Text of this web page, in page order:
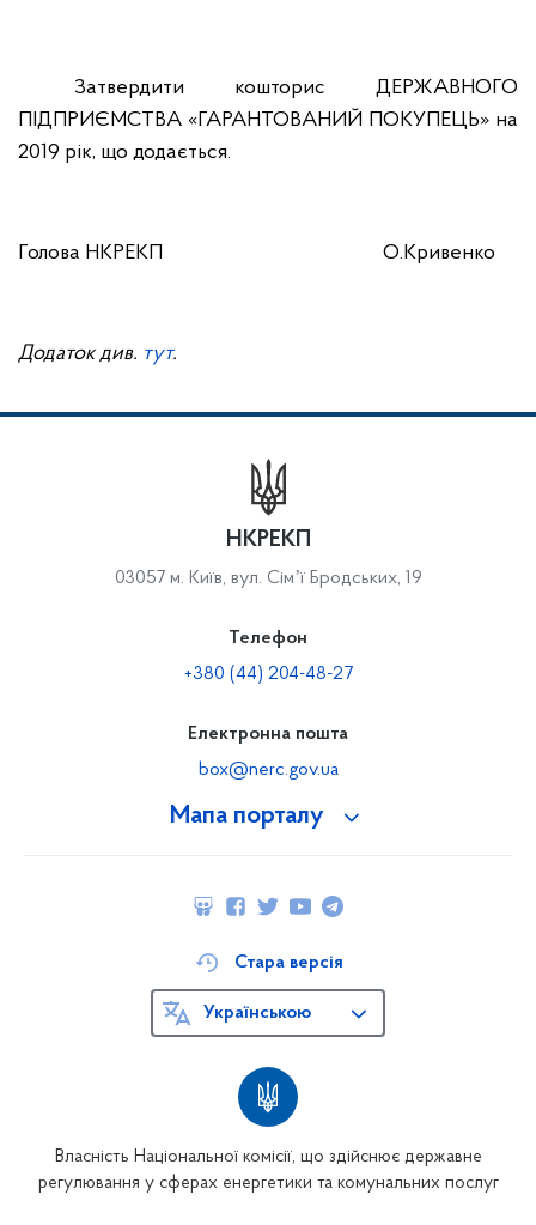
Затвердити кошторис ДЕРЖАВНОГО
ПІДПРИЄМСТВА «ГАРАНТОВАНИЙ ПОКУПЕЦЬ» на
2019 рік, що додається.
Голова НКРЕКП О.Кривенко
Додаток див. тут.
Мапа порталу
НКРЕКП
03057 м. Київ, вул. Сімʼї Бродських, 19
Телефон
+380 (44) 204-48-27
Електронна пошта
box@nerc.gov.ua
Власність Національної комісії, що здійснює державне
регулювання у сферах енергетики та комунальних послуг
Стара версія
Українською